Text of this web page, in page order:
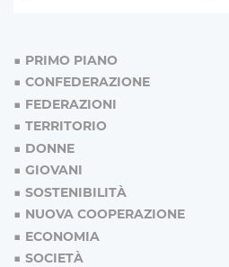
PRIMO PIANO
CONFEDERAZIONE
FEDERAZIONI
TERRITORIO
DONNE
GIOVANI
SOSTENIBILITÀ
NUOVA COOPERAZIONE
ECONOMIA
SOCIETÀ